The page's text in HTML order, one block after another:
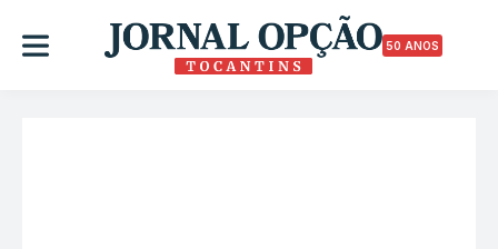
50 ANOS